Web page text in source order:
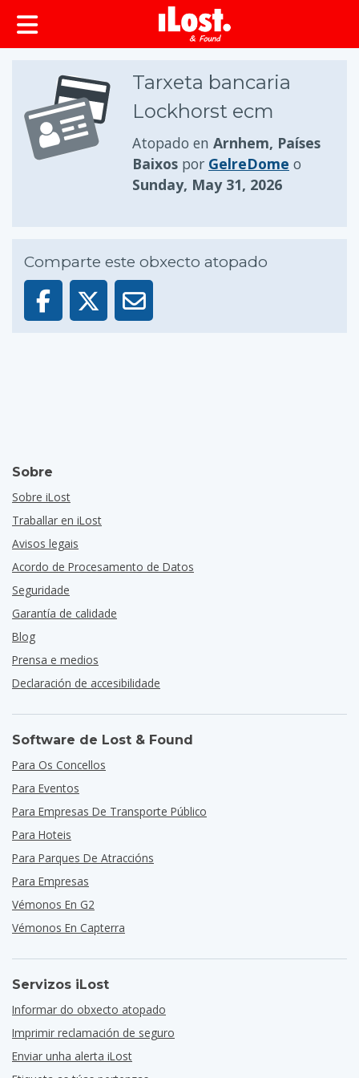
Tarxeta bancaria
Lockhorst ecm
Atopado en Arnhem, Países
Baixos por GelreDome o
Sunday, May 31, 2026
Comparte este obxecto atopado
Sobre
Sobre iLost
Traballar en iLost
Avisos legais
Acordo de Procesamento de Datos
Seguridade
Garantía de calidade
Blog
Prensa e medios
Declaración de accesibilidade
Software de Lost & Found
Para Os Concellos
Para Eventos
Para Empresas De Transporte Público
Para Hoteis
Para Parques De Atraccións
Para Empresas
Vémonos En G2
Vémonos En Capterra
Servizos iLost
Informar do obxecto atopado
Imprimir reclamación de seguro
Enviar unha alerta iLost